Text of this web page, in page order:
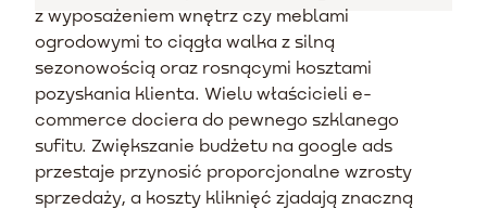
z wyposażeniem wnętrz czy meblami
ogrodowymi to ciągła walka z silną
sezonowością oraz rosnącymi kosztami
pozyskania klienta. Wielu właścicieli e-
commerce dociera do pewnego szklanego
sufitu. Zwiększanie budżetu na google ads
przestaje przynosić proporcjonalne wzrosty
sprzedaży, a koszty kliknięć zjadają znaczną